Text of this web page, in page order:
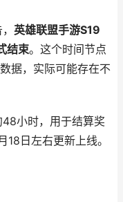
英雄联盟手游S19
结束。这个时间节点
据，实际可能存在不
小时，用于结算奖
日左右更新上线。